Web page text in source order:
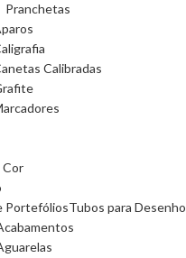
Pranchetas
Calibradas
Cor
PortefóliosTubos para Desenho